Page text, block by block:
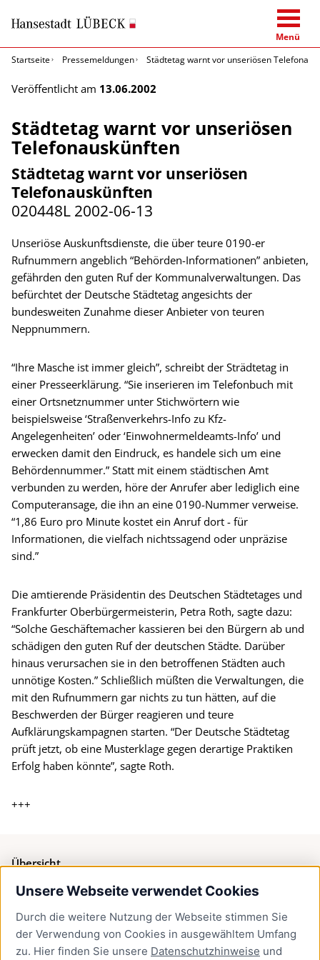
Unsere Webseite verwendet Cookies
Durch die weitere Nutzung der Webseite stimmen Sie
der Verwendung von Cookies in ausgewähltem Umfang
zu. Hier finden Sie unsere Datenschutzhinweise und
Menü
Startseite
Pressemeldungen Städtetag warnt vor unseriösen
Veröffentlicht am 13.06.2002
Städtetag warnt vor unseriösen
Telefonauskünften
Städtetag warnt vor unseriösen
Telefonauskünften
020448L 2002-06-13
Unseriöse Auskunftsdienste, die über teure 0190-er
Rufnummern angeblich “Behörden-Informationen” anbieten,
gefährden den guten Ruf der Kommunalverwaltungen. Das
befürchtet der Deutsche Städtetag angesichts der
bundesweiten Zunahme dieser Anbieter von teuren
Neppnummern.
“Ihre Masche ist immer gleich”, schreibt der Strädtetag in
einer Presseerklärung. “Sie inserieren im Telefonbuch mit
einer Ortsnetznummer unter Stichwörtern wie
beispielsweise ‘Straßenverkehrs-Info zu Kfz-
Angelegenheiten’ oder ‘Einwohnermeldeamts-Info’ und
erwecken damit den Eindruck, es handele sich um eine
Behördennummer.” Statt mit einem städtischen Amt
verbunden zu werden, höre der Anrufer aber lediglich eine
Computeransage, die ihn an eine 0190-Nummer verweise.
“1,86 Euro pro Minute kostet ein Anruf dort - für
Informationen, die vielfach nichtssagend oder unpräzise
sind.”
Die amtierende Präsidentin des Deutschen Städtetages und
Frankfurter Oberbürgermeisterin, Petra Roth, sagte dazu:
“Solche Geschäftemacher kassieren bei den Bürgern ab und
schädigen den guten Ruf der deutschen Städte. Darüber
hinaus verursachen sie in den betroffenen Städten auch
unnötige Kosten.” Schließlich müßten die Verwaltungen, die
mit den Rufnummern gar nichts zu tun hätten, auf die
Beschwerden der Bürger reagieren und teure
Aufklärungskampagnen starten. “Der Deutsche Städtetag
prüft jetzt, ob eine Musterklage gegen derartige Praktiken
Erfolg haben könnte”, sagte Roth.
+++
Übersicht
Bürgerservice
Presse
Newsletter Lübeck:kompakt